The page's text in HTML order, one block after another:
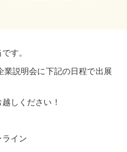
す。
業説明会に下記の日程で出展
しください！
イン